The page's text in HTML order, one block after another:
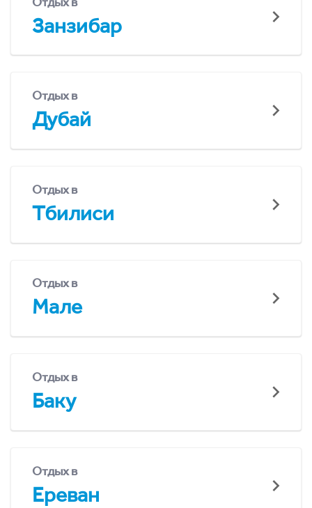
Занзибар
Отдых в
Дубай
Отдых в
Тбилиси
Отдых в
Мале
Отдых в
Баку
Отдых в
Ереван